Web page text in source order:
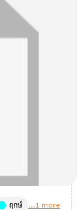
ฤกษ์ ...1 more